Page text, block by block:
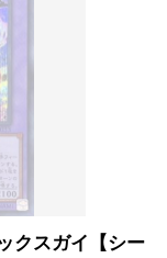
クスガイ【シー